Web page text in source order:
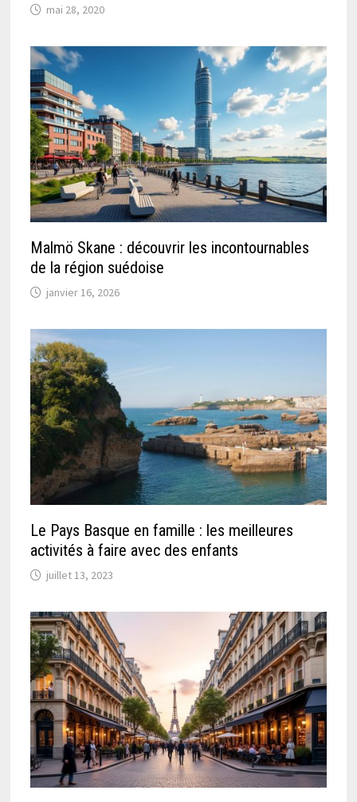
mai 28, 2020
Malmö Skane : découvrir les incontournables
de la région suédoise
janvier 16, 2026
Le Pays Basque en famille : les meilleures
activités à faire avec des enfants
juillet 13, 2023